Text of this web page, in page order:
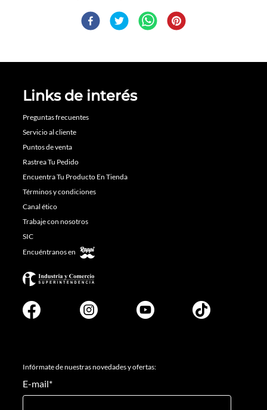
Links de interés
Preguntas frecuentes
Servicio al cliente
Puntos de venta
Rastrea Tu Pedido
Encuentra Tu Producto En Tienda
Términos y condiciones
Canal ético
Trabaje con nosotros
SIC
Encuéntranos en
Infórmate de nuestras novedades y ofertas:
E-mail*